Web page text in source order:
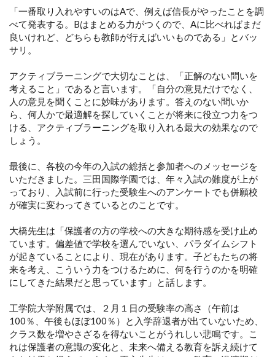
「一番取り入れやすいのはAで、例えば信長がやったことを調
べて発表する。Bはまとめる力がつくので、Aに比べればまだ
良いけれど、どちらも教師が行えばいいものである」とバッ
サリ。
アクティブラーニングで大切なことは、「正解のない問いを
考えること」であると言います。「自分の意見だけでなく、
人の意見を聞くことに妙味があります。答えのない問いか
ら、何人かで最適解を探していくことが将来に役立つ力をつ
ける、アクティブラーニングを取り入れる最大の効果なので
しょう。
最後に、各校の今年の入試の総括と参加者へのメッセージを
いただきました。三田国際学園では、年々入試の難度が上が
っており、入試前に行った受験生へのアンケートでも併願校
が確実に変わってきているとのことです。
大橋先生は「保護者の方の学校への大きな期待感を受け止め
ています。偏差値で学校を選んでいない、パラダイムシフト
が起きていることにより、現在があります。子どもたちの将
来を考え、こういう力をつけるために、何を行うのかを明確
にしてきた結果だと思っています」と話します。
工学院大学附属では、２月１日の受験率の高さ（午前は
100％、午後もほぼ100％）と入学辞退者が出ていないため、
クラス数を増やさざるを得ないことがうれしい悲鳴です。こ
れは保護者の意識の変化と、未来へ備える教育を訴え続けて